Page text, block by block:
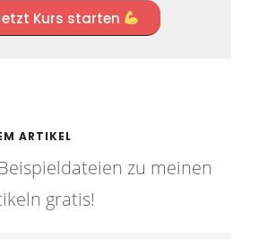
Kurs starten
ARTIKEL
zu meinen
gratis!